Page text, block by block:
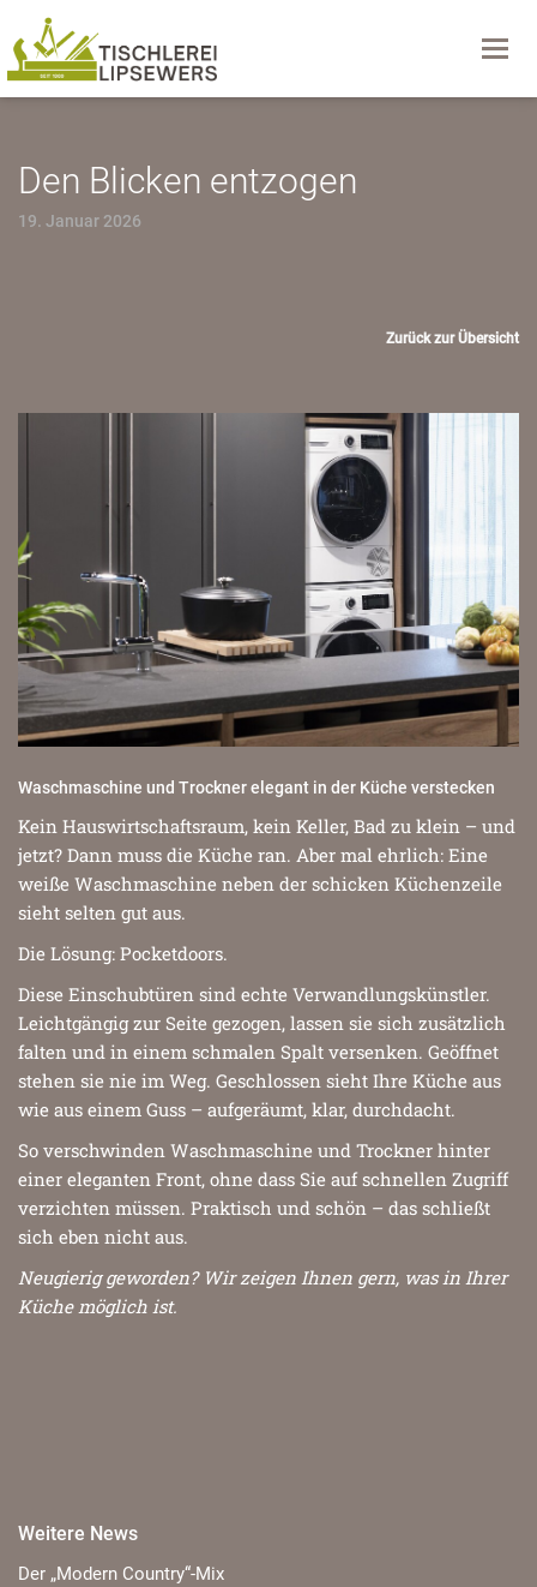
Zurück zur Übersicht
Den Blicken entzogen
19. Januar 2026
Waschmaschine und Trockner elegant in der Küche verstecken
Kein Hauswirtschaftsraum, kein Keller, Bad zu klein – und
jetzt? Dann muss die Küche ran. Aber mal ehrlich: Eine
weiße Waschmaschine neben der schicken Küchenzeile
sieht selten gut aus.
Die Lösung: Pocketdoors.
Diese Einschubtüren sind echte Verwandlungskünstler.
Leichtgängig zur Seite gezogen, lassen sie sich zusätzlich
falten und in einem schmalen Spalt versenken. Geöffnet
stehen sie nie im Weg. Geschlossen sieht Ihre Küche aus
wie aus einem Guss – aufgeräumt, klar, durchdacht.
So verschwinden Waschmaschine und Trockner hinter
einer eleganten Front, ohne dass Sie auf schnellen Zugriff
verzichten müssen. Praktisch und schön – das schließt
sich eben nicht aus.
Neugierig geworden? Wir zeigen Ihnen gern, was in Ihrer
Küche möglich ist.
Weitere News
Der „Modern Country“-Mix